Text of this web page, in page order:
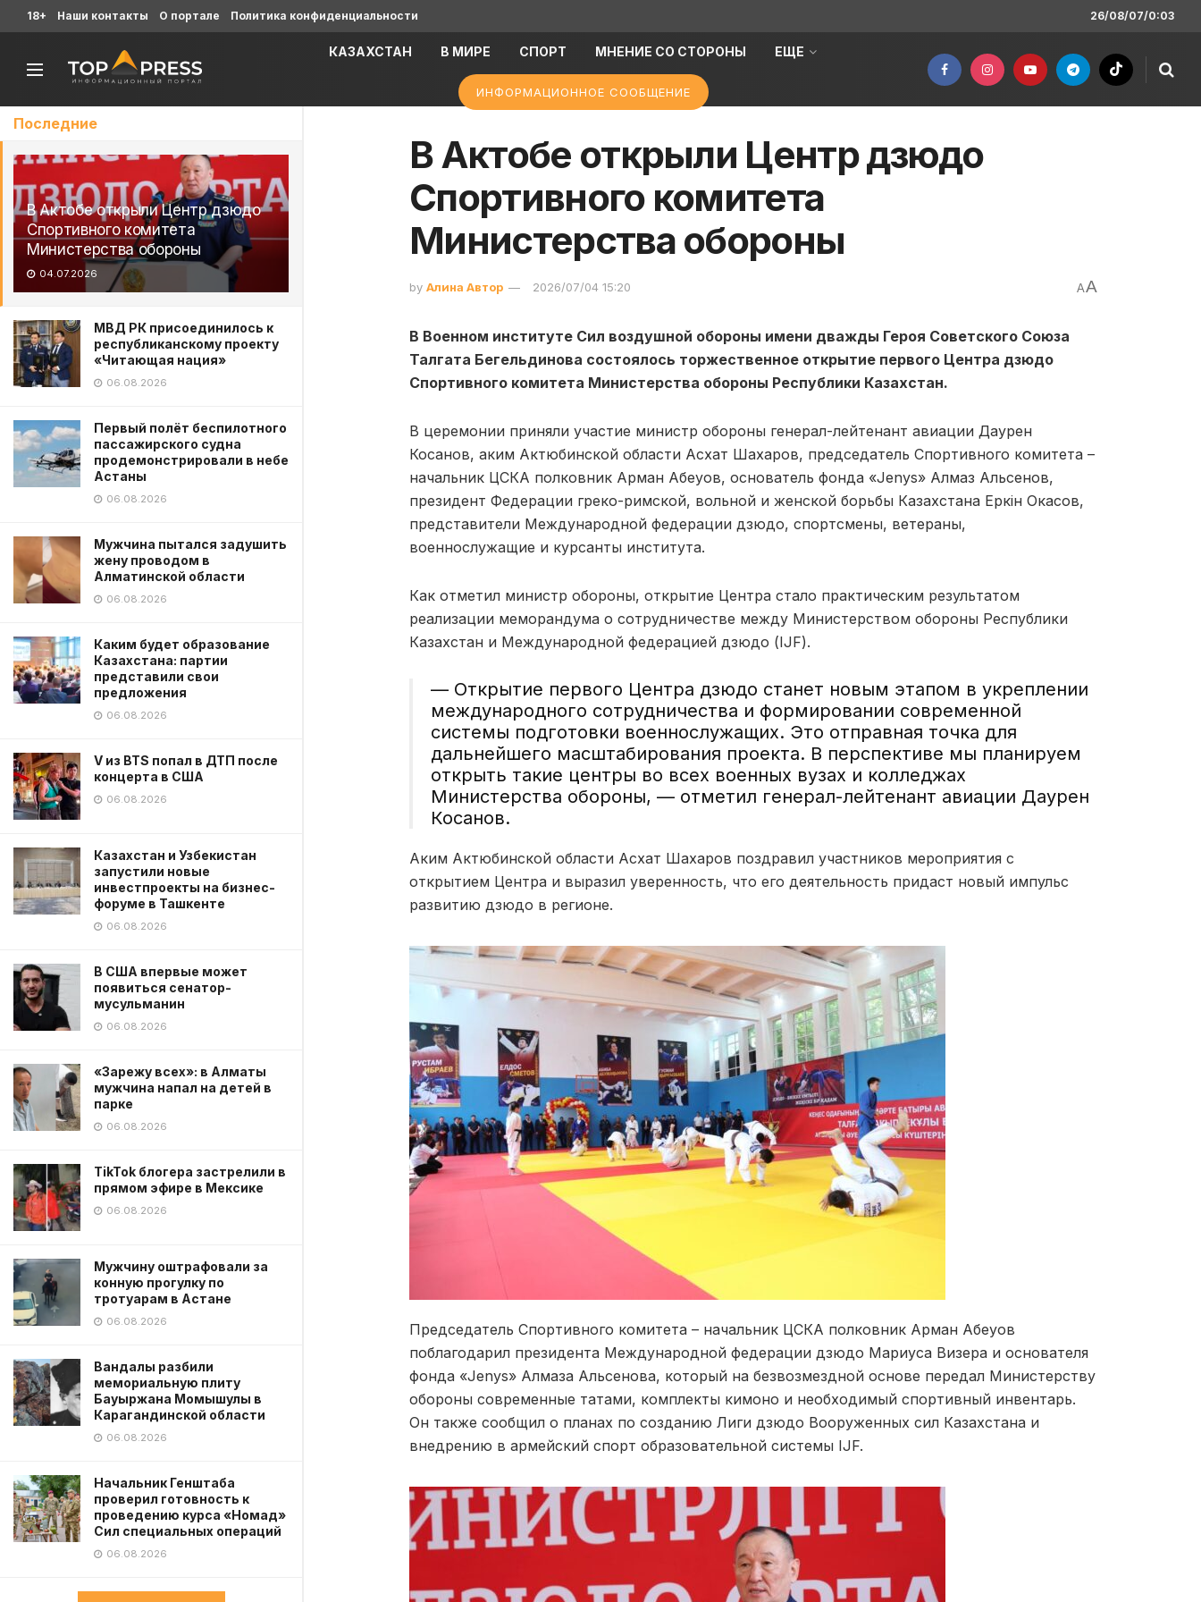
Последние
В Актобе открыли Центр дзюдо
Спортивного комитета
Министерства обороны
04.07.2026
МВД РК присоединилось к
республиканскому проекту
«Читающая нация»
06.08.2026
Первый полёт беспилотного
пассажирского судна
продемонстрировали в небе
Астаны
06.08.2026
Мужчина пытался задушить
жену проводом в
Алматинской области
06.08.2026
Каким будет образование
Казахстана: партии
представили свои
предложения
06.08.2026
V из BTS попал в ДТП после
концерта в США
06.08.2026
Казахстан и Узбекистан
запустили новые
инвестпроекты на бизнес-
форуме в Ташкенте
06.08.2026
В США впервые может
появиться сенатор-
мусульманин
06.08.2026
«Зарежу всех»: в Алматы
мужчина напал на детей в
парке
06.08.2026
TikTok блогера застрелили в
прямом эфире в Мексике
06.08.2026
Мужчину оштрафовали за
конную прогулку по
тротуарам в Астане
06.08.2026
Вандалы разбили
мемориальную плиту
Бауыржана Момышулы в
Карагандинской области
06.08.2026
Начальник Генштаба
проверил готовность к
проведению курса «Номад»
Сил специальных операций
06.08.2026
18+ Наши контакты О портале Политика конфиденциальности 26/08/07/0:03
КАЗАХСТАН В МИРЕ СПОРТ МНЕНИЕ СО СТОРОНЫ ЕЩЕ
ИНФОРМАЦИОННОЕ СООБЩЕНИЕ
В Актобе открыли Центр дзюдо
Спортивного комитета
Министерства обороны
by Алина Автор 2026/07/04 15:20 AA
В Военном институте Сил воздушной обороны имени дважды Героя Советского Союза
Талгата Бегельдинова состоялось торжественное открытие первого Центра дзюдо
Спортивного комитета Министерства обороны Республики Казахстан.
В церемонии приняли участие министр обороны генерал-лейтенант авиации Даурен
Косанов, аким Актюбинской области Асхат Шахаров, председатель Спортивного комитета –
начальник ЦСКА полковник Арман Абеуов, основатель фонда «Jenys» Алмаз Альсенов,
президент Федерации греко-римской, вольной и женской борьбы Казахстана Еркін Окасов,
представители Международной федерации дзюдо, спортсмены, ветераны,
военнослужащие и курсанты института.
Как отметил министр обороны, открытие Центра стало практическим результатом
реализации меморандума о сотрудничестве между Министерством обороны Республики
Казахстан и Международной федерацией дзюдо (IJF).
— Открытие первого Центра дзюдо станет новым этапом в укреплении
международного сотрудничества и формировании современной
системы подготовки военнослужащих. Это отправная точка для
дальнейшего масштабирования проекта. В перспективе мы планируем
открыть такие центры во всех военных вузах и колледжах
Министерства обороны, — отметил генерал-лейтенант авиации Даурен
Косанов.
Аким Актюбинской области Асхат Шахаров поздравил участников мероприятия с
открытием Центра и выразил уверенность, что его деятельность придаст новый импульс
развитию дзюдо в регионе.
Председатель Спортивного комитета – начальник ЦСКА полковник Арман Абеуов
поблагодарил президента Международной федерации дзюдо Мариуса Визера и основателя
фонда «Jenys» Алмаза Альсенова, который на безвозмездной основе передал Министерству
обороны современные татами, комплекты кимоно и необходимый спортивный инвентарь.
Он также сообщил о планах по созданию Лиги дзюдо Вооруженных сил Казахстана и
внедрению в армейский спорт образовательной системы IJF.